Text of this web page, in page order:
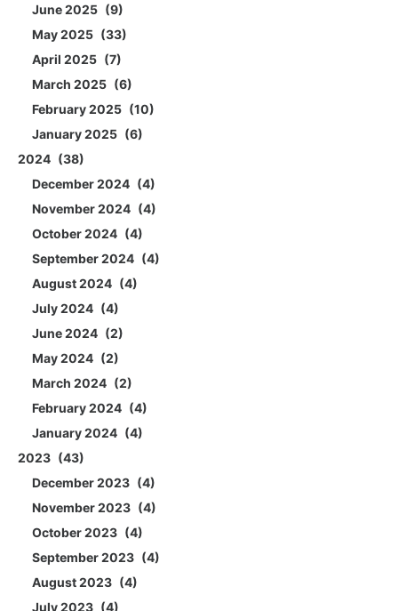
June 2025
9
May 2025
33
April 2025
7
March 2025
6
February 2025
10
January 2025
6
2024
38
December 2024
4
November 2024
4
October 2024
4
September 2024
4
August 2024
4
July 2024
4
June 2024
2
May 2024
2
March 2024
2
February 2024
4
January 2024
4
2023
43
December 2023
4
November 2023
4
October 2023
4
September 2023
4
August 2023
4
July 2023
4